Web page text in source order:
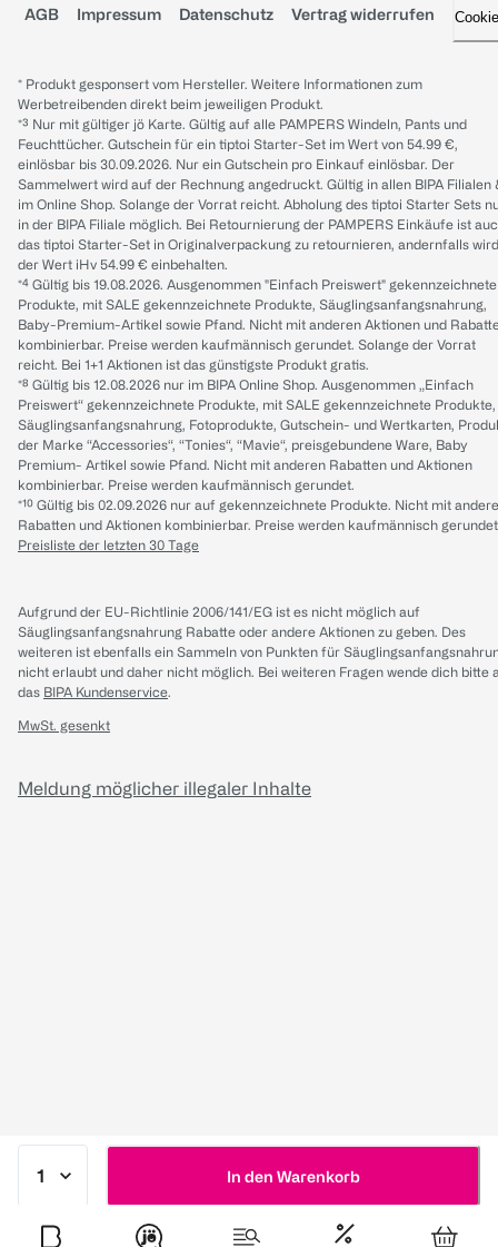
In den Warenkorb
AGB Impressum Datenschutz Vertrag widerrufen
* Produkt gesponsert vom Hersteller. Weitere Informationen zum
Werbetreibenden direkt beim jeweiligen Produkt.
*³ Nur mit gültiger jö Karte. Gültig auf alle PAMPERS Windeln, Pants und
Feuchttücher. Gutschein für ein tiptoi Starter-Set im Wert von 54.99 €,
einlösbar bis 30.09.2026. Nur ein Gutschein pro Einkauf einlösbar. Der
Sammelwert wird auf der Rechnung angedruckt. Gültig in allen BIPA Filialen
im Online Shop. Solange der Vorrat reicht. Abholung des tiptoi Starter Sets
in der BIPA Filiale möglich. Bei Retournierung der PAMPERS Einkäufe ist
das tiptoi Starter-Set in Originalverpackung zu retournieren, andernfalls wird
der Wert iHv 54.99 € einbehalten.
*⁴ Gültig bis 19.08.2026. Ausgenommen "Einfach Preiswert" gekennzeichnete
Produkte, mit SALE gekennzeichnete Produkte, Säuglingsanfangsnahrung,
Baby-Premium-Artikel sowie Pfand. Nicht mit anderen Aktionen und
kombinierbar. Preise werden kaufmännisch gerundet. Solange der Vorrat
reicht. Bei 1+1 Aktionen ist das günstigste Produkt gratis.
*⁸ Gültig bis 12.08.2026 nur im BIPA Online Shop. Ausgenommen „Einfach
Preiswert“ gekennzeichnete Produkte, mit SALE gekennzeichnete Produkte,
Säuglingsanfangsnahrung, Fotoprodukte, Gutschein- und Wertkarten,
der Marke “Accessories“, “Tonies“, “Mavie“, preisgebundene Ware, Baby
Premium- Artikel sowie Pfand. Nicht mit anderen Rabatten und Aktionen
kombinierbar. Preise werden kaufmännisch gerundet.
*¹⁰ Gültig bis 02.09.2026 nur auf gekennzeichnete Produkte. Nicht mit
Rabatten und Aktionen kombinierbar. Preise werden kaufmännisch
Preisliste der letzten 30 Tage
Aufgrund der EU-Richtlinie 2006/141/EG ist es nicht möglich auf
Säuglingsanfangsnahrung Rabatte oder andere Aktionen zu geben. Des
weiteren ist ebenfalls ein Sammeln von Punkten für
nicht erlaubt und daher nicht möglich. Bei weiteren Fragen wende dich bitte
das BIPA Kundenservice.
MwSt. gesenkt
Meldung möglicher illegaler Inhalte